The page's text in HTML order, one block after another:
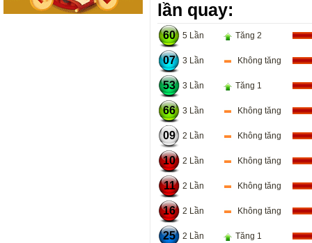
lần quay:
60 5 Lần Tăng 2
07 3 Lần Không tăng
53 3 Lần Tăng 1
66 3 Lần Không tăng
09 2 Lần Không tăng
10 2 Lần Không tăng
11 2 Lần Không tăng
16 2 Lần Không tăng
25 2 Lần Tăng 1